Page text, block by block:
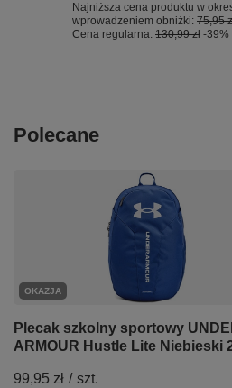
Najniższa cena produktu w
wprowadzeniem obniżki: 75,95
Cena regularna: 130,99 zł -39%
Polecane
OKAZJA
Plecak szkolny sportowy
ARMOUR Hustle Lite Niebieski
99,95 zł / szt.